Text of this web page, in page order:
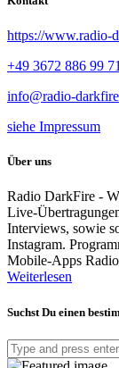
https://www.radio-
+49 3672 886 99 71
info@radio-
siehe Impressum
Über uns
Radio DarkFire -
Live-
Interviews, sowie
Instagram.
Mobile-Apps
Weiterlesen
Suchst Du einen